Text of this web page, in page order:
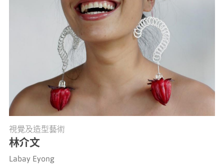
視覺及造型藝術
林介文
Labay Eyong